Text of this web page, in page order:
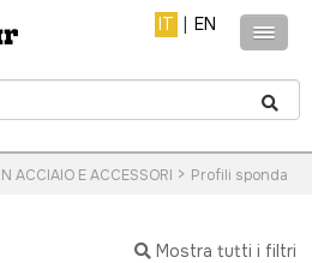
EN
|
IT
ACCIAIO E ACCESSORI > Profili sponda
Mostra tutti i filtri